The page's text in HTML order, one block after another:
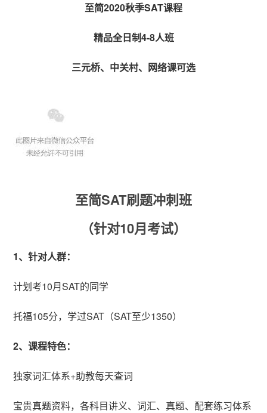
至简2020秋季SAT课程
精品全日制4-8人班
三元桥、中关村、网络课可选
至简SAT刷题冲刺班
（针对10月考试）
1、针对人群：
计划考10月SAT的同学
托福105分，学过SAT（SAT至少1350）
2、课程特色：
独家词汇体系+助教每天查词
宝贵真题资料，各科目讲义、词汇、真题、配套练习体系